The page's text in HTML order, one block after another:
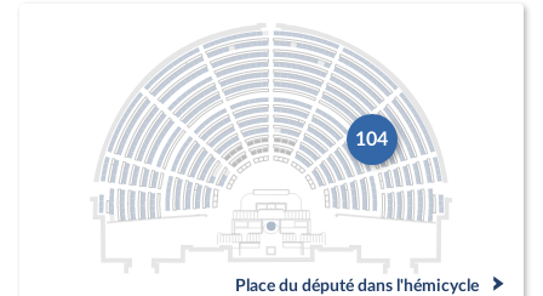
104
Place du député dans l'hémicycle